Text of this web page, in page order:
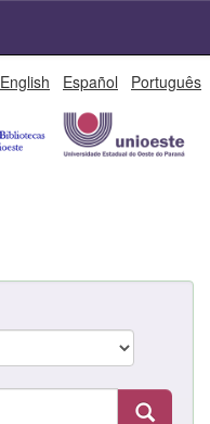
English Español Português